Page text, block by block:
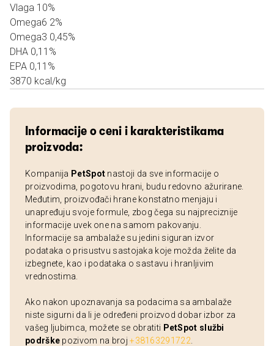
Vlaga 10%
Omega6 2%
Omega3 0,45%
DHA 0,11%
EPA 0,11%
3870 kcal/kg
Informacije o ceni i karakteristikama
proizvoda:
Kompanija PetSpot nastoji da sve informacije o
proizvodima, pogotovu hrani, budu redovno ažurirane.
Međutim, proizvođači hrane konstatno menjaju i
unapređuju svoje formule, zbog čega su najpreciznije
informacije uvek one na samom pakovanju.
Informacije sa ambalaže su jedini siguran izvor
podataka o prisustvu sastojaka koje možda želite da
izbegnete, kao i podataka o sastavu i hranljivim
vrednostima.
Ako nakon upoznavanja sa podacima sa ambalaže
niste sigurni da li je određeni proizvod dobar izbor za
vašeg ljubimca, možete se obratiti PetSpot službi
podrške pozivom na broj+38163291722